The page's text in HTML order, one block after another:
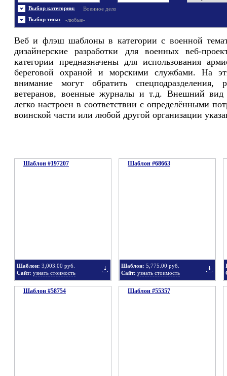
Выбор категории: Военное дело
Энергетика
Выбор типа: -любые-
Шаблоны не скачивались
Шаблоны флеш сайтов
Веб и флэш шаблоны в категории с военной
дизайнерские разработки для военных веб-
категории предназначены для использования
береговой охраной и морскими службами. На
внимание могут обратить спецподразделения,
ветеранов, военные журналы и т.д. Внешний
легко настроен в соответствии с определёнными
воинской части или любой другой организации
Шаблон #197207
Шаблон: 3,003.00 руб.
Сайт: узнать стоимость
Шаблон #68663
Шаблон: 5,775.00 руб.
Сайт: узнать стоимость
Шаблон #58754 Шаблон #55357